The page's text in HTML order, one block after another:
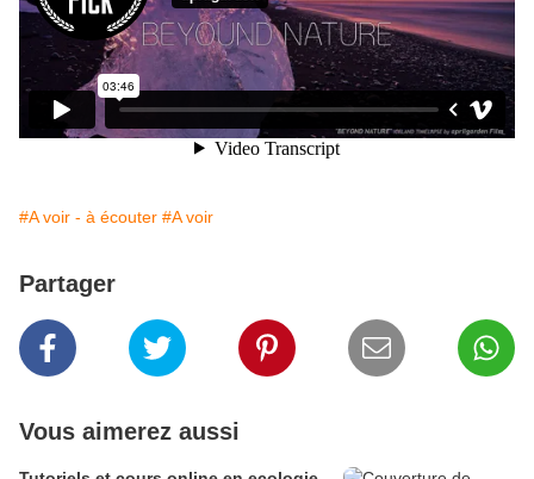
#A voir - à écouter #A voir
Partager
Vous aimerez aussi